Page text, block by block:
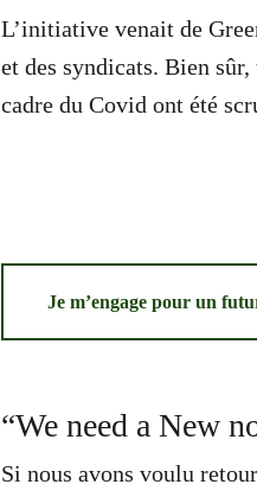
L’initiative venait de
et des syndicats. Bien
cadre du Covid ont été
Je m’engage pour un
“We need a New
Si nous avons voulu